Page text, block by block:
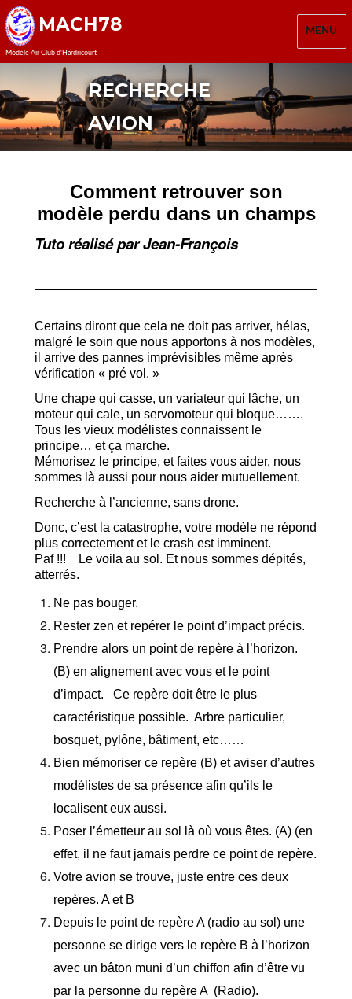
MACH78
Modèle Air Club d'Hardricourt
MENU
RECHERCHE
AVION
Comment retrouver son
modèle perdu dans un champs
Tuto réalisé par Jean-François
Certains diront que cela ne doit pas arriver, hélas,
malgré le soin que nous apportons à nos modèles,
il arrive des pannes imprévisibles même après
vérification « pré vol. »
Une chape qui casse, un variateur qui lâche, un
moteur qui cale, un servomoteur qui bloque…….
Tous les vieux modélistes connaissent le
principe… et ça marche.
Mémorisez le principe, et faites vous aider, nous
sommes là aussi pour nous aider mutuellement.
Recherche à l’ancienne, sans drone.
Donc, c’est la catastrophe, votre modèle ne répond
plus correctement et le crash est imminent.
Paf !!! Le voila au sol. Et nous sommes dépités,
atterrés.
Ne pas bouger.
Rester zen et repérer le point d’impact précis.
Prendre alors un point de repère à l’horizon.
(B) en alignement avec vous et le point
d’impact. Ce repère doit être le plus
caractéristique possible. Arbre particulier,
bosquet, pylône, bâtiment, etc……
Bien mémoriser ce repère (B) et aviser d’autres
modélistes de sa présence afin qu’ils le
localisent eux aussi.
Poser l’émetteur au sol là où vous êtes. (A) (en
effet, il ne faut jamais perdre ce point de repère.
Votre avion se trouve, juste entre ces deux
repères. A et B
Depuis le point de repère A (radio au sol) une
personne se dirige vers le repère B à l’horizon
avec un bâton muni d’un chiffon afin d’être vu
par la personne du repère A (Radio).